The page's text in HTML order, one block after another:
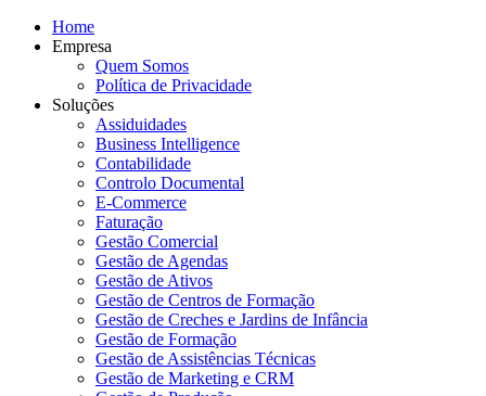
Home
Empresa
Quem Somos
Política de Privacidade
Soluções
Assiduidades
Business Intelligence
Contabilidade
Controlo Documental
E-Commerce
Faturação
Gestão Comercial
Gestão de Agendas
Gestão de Ativos
Gestão de Centros de Formação
Gestão de Creches e Jardins de Infância
Gestão de Formação
Gestão de Assistências Técnicas
Gestão de Marketing e CRM